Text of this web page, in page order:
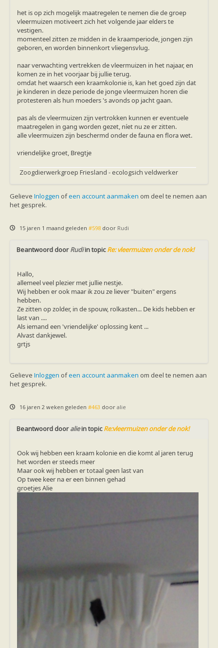
het is op zich mogelijk maatregelen te nemen die de groep
vleermuizen motiveert zich het volgende jaar elders te
vestigen.
momenteel zitten ze midden in de kraamperiode, jongen zijn
geboren, en worden binnenkort vliegensvlug.
naar verwachting vertrekken de vleermuizen in het najaar, en
komen ze in het voorjaar bij jullie terug.
omdat het waarsch een kraamkolonie is, kan het goed zijn dat
je kinderen in deze periode de jonge vleermuizen horen die
protesteren als hun moeders 's avonds op jacht gaan.
pas als de vleermuizen zijn vertrokken kunnen er eventuele
maatregelen in gang worden gezet, níet nu ze er zitten.
alle vleermuizen zijn beschermd onder de fauna en flora wet.
vriendelijke groet, Bregtje
Zoogdierwerkgroep Friesland - ecologsich veldwerker
Gelieve Inloggen ofeen account aanmaken om deel te nemen aan
het gesprek.
15 jaren 1 maand geleden #598 door Rudi
Beantwoord doorRudiin topicRe: vleermuizen onder de nok!
Hallo,
allemeel veel plezier met jullie nestje.
Wij hebben er ook maar ik zou ze liever "buiten" ergens
hebben.
Ze zitten op zolder, in de spouw, rolkasten... De kids hebben er
last van ....
Als iemand een 'vriendelijke' oplossing kent ...
Alvast dankjewel.
grtjs
Gelieve Inloggen ofeen account aanmaken om deel te nemen aan
het gesprek.
16 jaren 2 weken geleden #463 door alie
Beantwoord dooraliein topicRe:vleermuizen onder de nok!
Ook wij hebben een kraam kolonie en die komt al jaren terug
het worden er steeds meer
Maar ook wij hebben er totaal geen last van
Op twee keer na er een binnen gehad
groetjes Alie